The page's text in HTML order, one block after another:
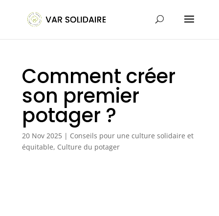
Comment créer
son premier
potager ?
20 Nov 2025| Conseils pour une culture solidaire et
équitable, Culture du potager